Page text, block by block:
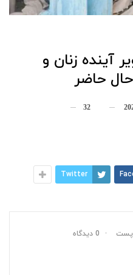
آینده زنان و
حاضر
32
Twitter
0 دیدگاه